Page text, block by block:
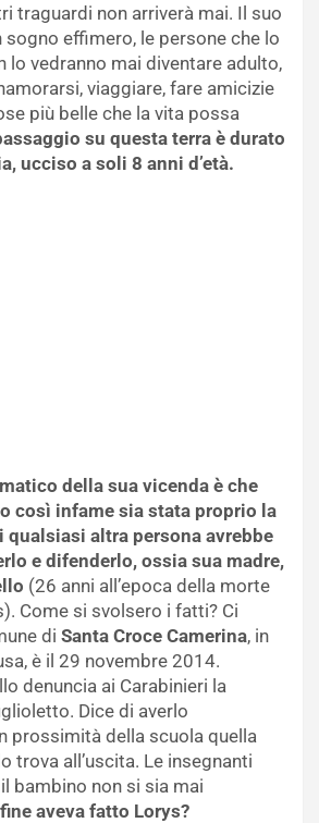
traguardi non arriverà mai. Il suo
effimero, le persone che lo
lo vedranno mai diventare adulto,
viaggiare, fare amicizie
più belle che la vita possa
su questa terra è durato
ucciso a soli 8 anni d’età.
della sua vicenda è che
così infame sia stata proprio la
qualsiasi altra persona avrebbe
e difenderlo, ossia sua madre,
(26 anni all’epoca della morte
Come si svolsero i fatti? Ci
di Santa Croce Camerina, in
è il 29 novembre 2014.
denuncia ai Carabinieri la
Dice di averlo
prossimità della scuola quella
trova all’uscita. Le insegnanti
bambino non si sia mai
aveva fatto Lorys?